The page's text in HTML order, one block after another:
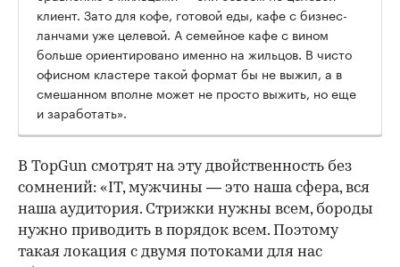
клиент. Зато для кофе, готовой еды, кафе с бизнес-
ланчами уже целевой. А семейное кафе с вином
больше ориентировано именно на жильцов. В чисто
офисном кластере такой формат бы не выжил, а в
смешанном вполне может не просто выжить, но еще
и заработать».
В TopGun смотрят на эту двойственность без
сомнений: «IT, мужчины — это наша сфера, вся
наша аудитория. Стрижки нужны всем, бороды
нужно приводить в порядок всем. Поэтому
такая локация с двумя потоками для нас